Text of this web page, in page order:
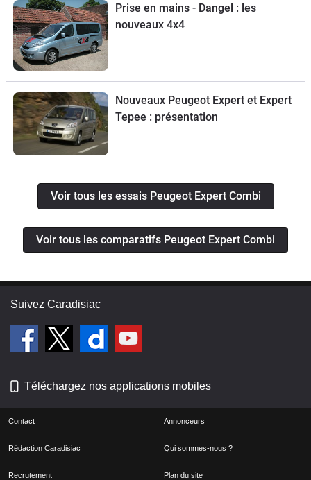
Prise en mains - Dangel : les
nouveaux 4x4
Nouveaux Peugeot Expert et Expert
Tepee : présentation
Voir tous les essais Peugeot Expert Combi
Voir tous les comparatifs Peugeot Expert Combi
Suivez Caradisiac
Téléchargez nos applications mobiles
Contact Annonceurs
Rédaction Caradisiac Qui sommes-nous ?
Recrutement Plan du site